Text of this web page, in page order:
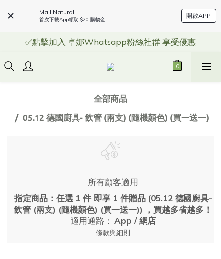
Mall Natural
首次下載App領取 $20 購物金
開啟APP
✅點擊加入 卓娜Whatsapp粉絲社群 享受優惠
全部商品
05.12 德國廚具- 飲管 (兩支) (隨機顏色) (買一送一)
所有顧客適用
指定商品：任選 1 件 即享 1 件贈品 (05.12 德國廚具-
飲管 (兩支) (隨機顏色) (買一送一)) ，買越多省越多！
適用通路： App / 網店
條款與細則